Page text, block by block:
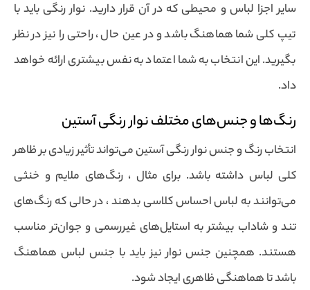
سایر اجزا لباس و محیطی که در آن قرار دارید. نوار رنگی باید با
تیپ کلی شما هماهنگ باشد و در عین حال ، راحتی را نیز در نظر
بگیرید. این انتخاب به شما اعتماد به نفس بیشتری ارائه خواهد
داد.
رنگ‌ها و جنس‌های مختلف نوار رنگی آستین
انتخاب رنگ و جنس نوار رنگی آستین می‌تواند تأثیر زیادی بر ظاهر
کلی لباس داشته باشد. برای مثال ، رنگ‌های ملایم و خنثی
می‌توانند به لباس احساس کلاسی بدهند ، در حالی که رنگ‌های
تند و شاداب بیشتر به استایل‌های غیررسمی و جوان‌تر مناسب
هستند. همچنین جنس نوار نیز باید با جنس لباس هماهنگ
باشد تا هماهنگی ظاهری ایجاد شود.